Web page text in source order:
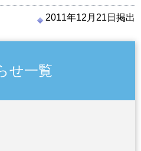
2011年12月21日掲出
せ一覧